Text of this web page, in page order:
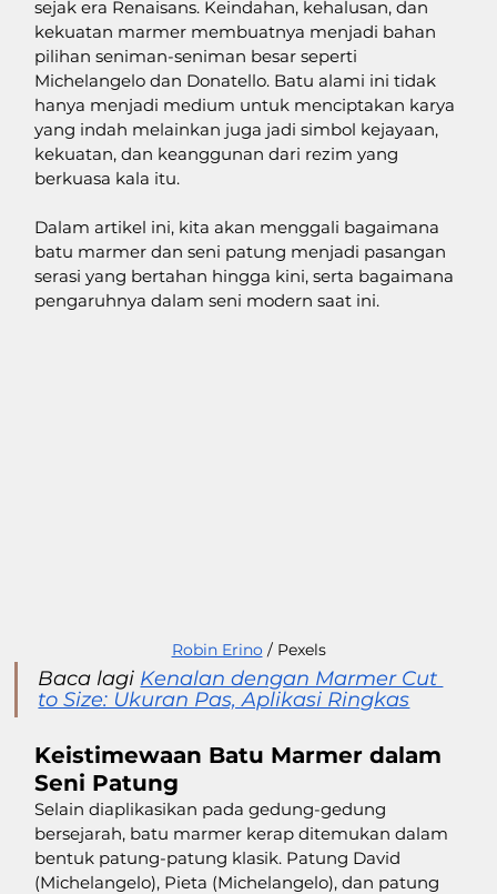
sejak era Renaisans. Keindahan, kehalusan, dan
kekuatan marmer membuatnya menjadi bahan
pilihan seniman-seniman besar seperti
Michelangelo dan Donatello. Batu alami ini tidak
hanya menjadi medium untuk menciptakan karya
yang indah melainkan juga jadi simbol kejayaan,
kekuatan, dan keanggunan dari rezim yang
berkuasa kala itu.
Dalam artikel ini, kita akan menggali bagaimana
batu marmer dan seni patung menjadi pasangan
serasi yang bertahan hingga kini, serta bagaimana
pengaruhnya dalam seni modern saat ini.
Robin Erino / Pexels
Baca lagi Kenalan dengan Marmer Cut
to Size: Ukuran Pas, Aplikasi Ringkas
Keistimewaan Batu Marmer dalam
Seni Patung
Selain diaplikasikan pada gedung-gedung
bersejarah, batu marmer kerap ditemukan dalam
bentuk patung-patung klasik. Patung David
(Michelangelo), Pieta (Michelangelo), dan patung